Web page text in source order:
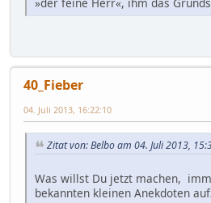
»der feine Herr«, ihm das
40_Fieber
04. Juli 2013, 16:22:10
Zitat von: Belbo am 04. Juli 2013,
Was willst Du jetzt machen,
bekannten kleinen Anekdoten